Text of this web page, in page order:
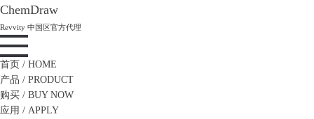
ChemDraw
Revvity 中国区官方代理
首页 / HOME
产品 / PRODUCT
购买 / BUY NOW
应用 / APPLY